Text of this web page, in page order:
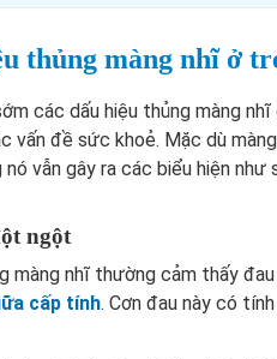
thủng màng nhĩ ở
các dấu hiệu thủng màng
vấn đề sức khoẻ. Mặc dù
nó vẫn gây ra các biểu hiện như
ngột
màng nhĩ thường cảm thấy
cấp tính. Cơn đau này có